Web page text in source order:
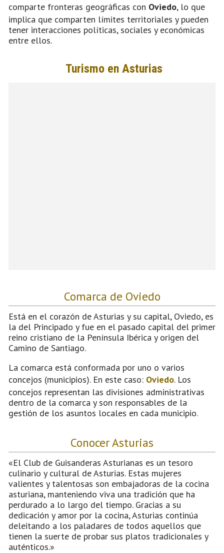
comparte fronteras geográficas con Oviedo, lo que
implica que comparten límites territoriales y pueden
tener interacciones políticas, sociales y económicas
entre ellos.
Comarca de Oviedo
Está en el corazón de Asturias y su capital, Oviedo, es
la del Principado y fue en el pasado capital del primer
reino cristiano de la Península Ibérica y origen del
Camino de Santiago.
La comarca está conformada por uno o varios
concejos (municipios). En este caso: Oviedo. Los
concejos representan las divisiones administrativas
dentro de la comarca y son responsables de la
gestión de los asuntos locales en cada municipio.
Conocer Asturias
«El Club de Guisanderas Asturianas es un tesoro
culinario y cultural de Asturias. Estas mujeres
valientes y talentosas son embajadoras de la cocina
asturiana, manteniendo viva una tradición que ha
perdurado a lo largo del tiempo. Gracias a su
dedicación y amor por la cocina, Asturias continúa
deleitando a los paladares de todos aquellos que
tienen la suerte de probar sus platos tradicionales y
auténticos.»